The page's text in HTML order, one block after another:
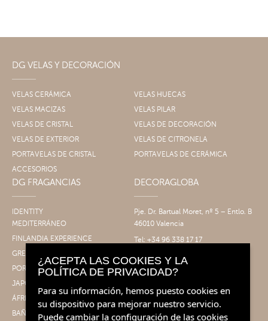
DG VELAS Y DECORACIÓN
VELAS CERÁMICA
VELAS HUECAS
VELAS MACIZAS
VELAS PILAR
VELAS DE CRISTAL
VELAS DE DECORACIÓN
VELAS DE EXTERIOR
VELAS DE CITRONELA
PORTAVELAS DE CRISTAL
PORTAVELAS DE CERÁMICA
ACCESORIOS
DG FRAGANCIAS
IDENTITY
MEDITERRÁNEO
FINLANDIA EXPERIENCE
GRECIA EXPERIENCE
PORTUGAL EXPERIENCE
JAPÓN EXPERIENCE
ÁFRICA EXPERIENCE
BAÑO&CUERPO
DECORAGLOBA
Pje. Dr. Bartual Moret, nº 5 – Entlo. B
46010 Valencia
Tel: +34 96 338 17 17
info@decoragloba.com
¿ACEPTA LAS COOKIES Y LA
POLÍTICA DE PRIVACIDAD?
Para su información, hemos puesto cookies en
su dispositivo para mejorar nuestro servicio.
Puede cambiar la configuración de las cookies